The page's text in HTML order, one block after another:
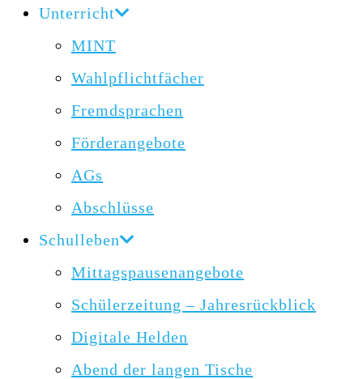
Unterricht
MINT
Wahlpflichtfächer
Fremdsprachen
Förderangebote
AGs
Abschlüsse
Schulleben
Mittagspausenangebote
Schülerzeitung – Jahresrückblick
Digitale Helden
Abend der langen Tische